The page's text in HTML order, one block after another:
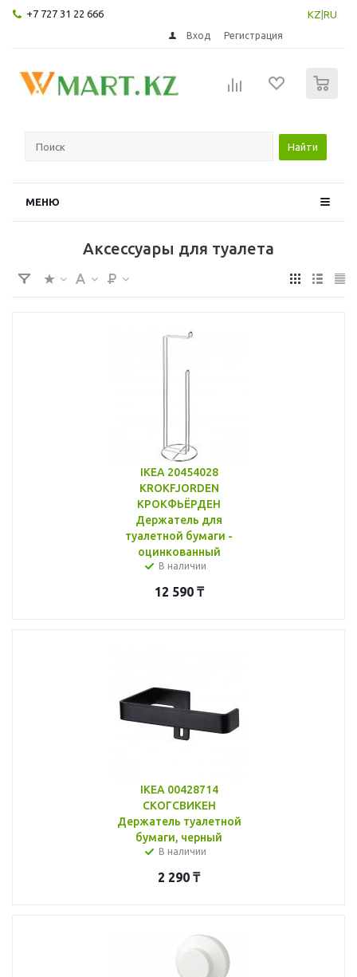
+7 727 31 22 666 KZ RU
Вход Регистрация
Найти
МЕНЮ
Аксессуары для туалета
IKEA 20454028
KROKFJORDEN
КРОКФЬЁРДЕН
Держатель для
туалетной бумаги -
оцинкованный
В наличии
12 590₸
IKEA 00428714
СКОГСВИКЕН
Держатель туалетной
бумаги, черный
В наличии
2 290 ₸